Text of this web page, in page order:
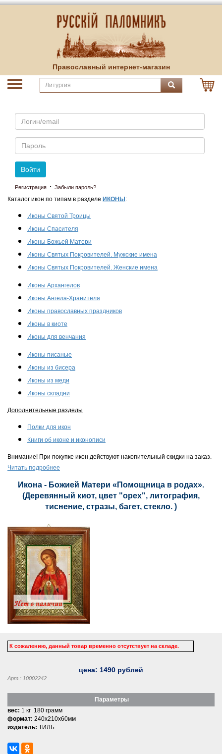
Православный интернет-магазин
Email
Пароль
Войти
Регистрация · Забыли пароль?
Каталог икон по типам в разделе ИКОНЫ :
Иконы Святой Троицы
Иконы Спасителя
Иконы Божьей Матери
Иконы Святых Покровителей. Мужские имена
Иконы Святых Покровителей. Женские имена
Иконы Архангелов
Иконы Ангела-Хранителя
Иконы православных праздников
Иконы в киоте
Иконы для венчания
Иконы писаные
Иконы из бисера
Иконы из меди
Иконы складни
Дополнительные разделы
Полки для икон
Книги об иконе и иконописи
Внимание! При покупке икон действуют накопительный скидки на заказ.
Читать подробнее
Икона - Божией Матери «Помощница в родах».
(Деревянный киот, цвет "орех", литография,
тиснение, стразы, багет, стекло. )
К сожалению, данный товар временно отсутствует на складе.
цена: 1490 рублей
Арт.: 10002242
Параметры
вес: 1 кг 180 грамм
формат: 240x210x60мм
издатель: ТИЛЬ